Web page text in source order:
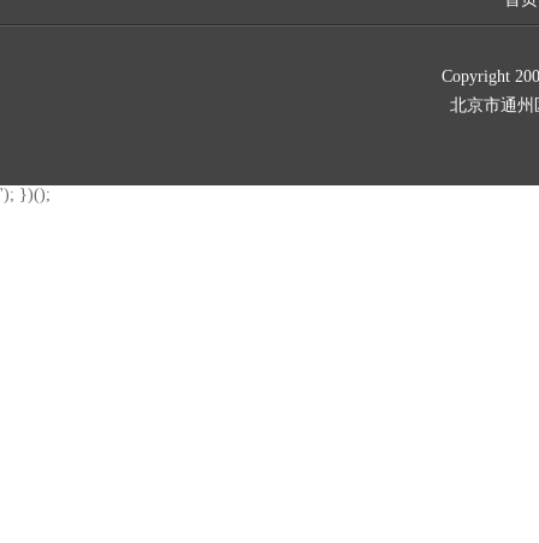
Copyright
北京市通州
'); })();